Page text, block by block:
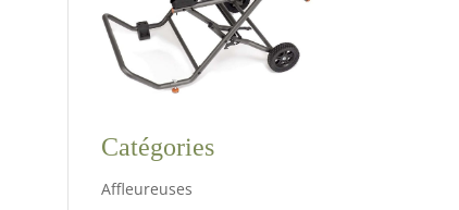
Catégories
Affleureuses